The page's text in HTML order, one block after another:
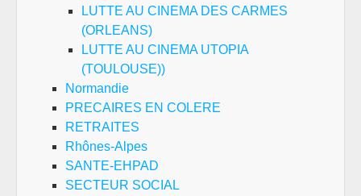
LUTTE AU CINEMA DES CARMES
(ORLEANS)
LUTTE AU CINEMA UTOPIA
(TOULOUSE))
Normandie
PRECAIRES EN COLERE
RETRAITES
Rhônes-Alpes
SANTE-EHPAD
SECTEUR SOCIAL